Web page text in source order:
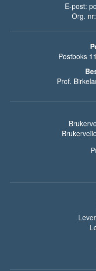
E-post:
Org.
Postboks
Prof.